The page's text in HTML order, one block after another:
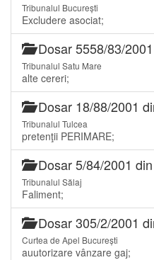
Tribunalul București
Excludere asociat;
Dosar 5558/83/
Tribunalul Satu Mare
alte cereri;
Dosar 18/88/2001
Tribunalul Tulcea
pretenţii PERIMARE;
Dosar 5/84/2001
Tribunalul Sălaj
Faliment;
Dosar 305/2/2001
Curtea de Apel București
auutorizare vânzare gaj;